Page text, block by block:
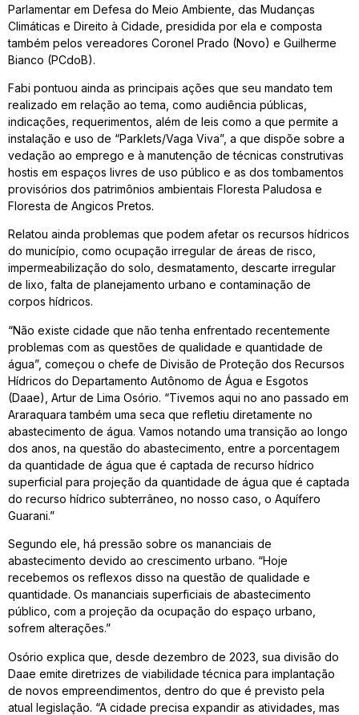
Parlamentar em Defesa do Meio Ambiente, das Mudanças
Climáticas e Direito à Cidade, presidida por ela e composta
também pelos vereadores Coronel Prado (Novo) e Guilherme
Bianco (PCdoB).
Fabi pontuou ainda as principais ações que seu mandato tem
realizado em relação ao tema, como audiência públicas,
indicações, requerimentos, além de leis como a que permite a
instalação e uso de “Parklets/Vaga Viva”, a que dispõe sobre a
vedação ao emprego e à manutenção de técnicas construtivas
hostis em espaços livres de uso público e as dos tombamentos
provisórios dos patrimônios ambientais Floresta Paludosa e
Floresta de Angicos Pretos.
Relatou ainda problemas que podem afetar os recursos hídricos
do município, como ocupação irregular de áreas de risco,
impermeabilização do solo, desmatamento, descarte irregular
de lixo, falta de planejamento urbano e contaminação de
corpos hídricos.
“Não existe cidade que não tenha enfrentado recentemente
problemas com as questões de qualidade e quantidade de
água”, começou o chefe de Divisão de Proteção dos Recursos
Hídricos do Departamento Autônomo de Água e Esgotos
(Daae), Artur de Lima Osório. “Tivemos aqui no ano passado em
Araraquara também uma seca que refletiu diretamente no
abastecimento de água. Vamos notando uma transição ao longo
dos anos, na questão do abastecimento, entre a porcentagem
da quantidade de água que é captada de recurso hídrico
superficial para projeção da quantidade de água que é captada
do recurso hídrico subterrâneo, no nosso caso, o Aquífero
Guarani.”
Segundo ele, há pressão sobre os mananciais de
abastecimento devido ao crescimento urbano. “Hoje
recebemos os reflexos disso na questão de qualidade e
quantidade. Os mananciais superficiais de abastecimento
público, com a projeção da ocupação do espaço urbano,
sofrem alterações.”
Osório explica que, desde dezembro de 2023, sua divisão do
Daae emite diretrizes de viabilidade técnica para implantação
de novos empreendimentos, dentro do que é previsto pela
atual legislação. “A cidade precisa expandir as atividades, mas